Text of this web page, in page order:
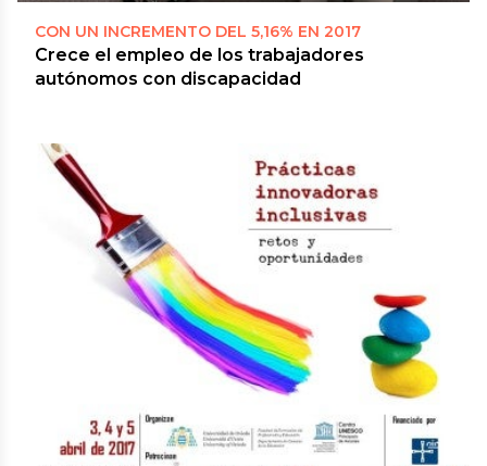
CON UN INCREMENTO DEL 5,16% EN 2017
Crece el empleo de los trabajadores
autónomos con discapacidad